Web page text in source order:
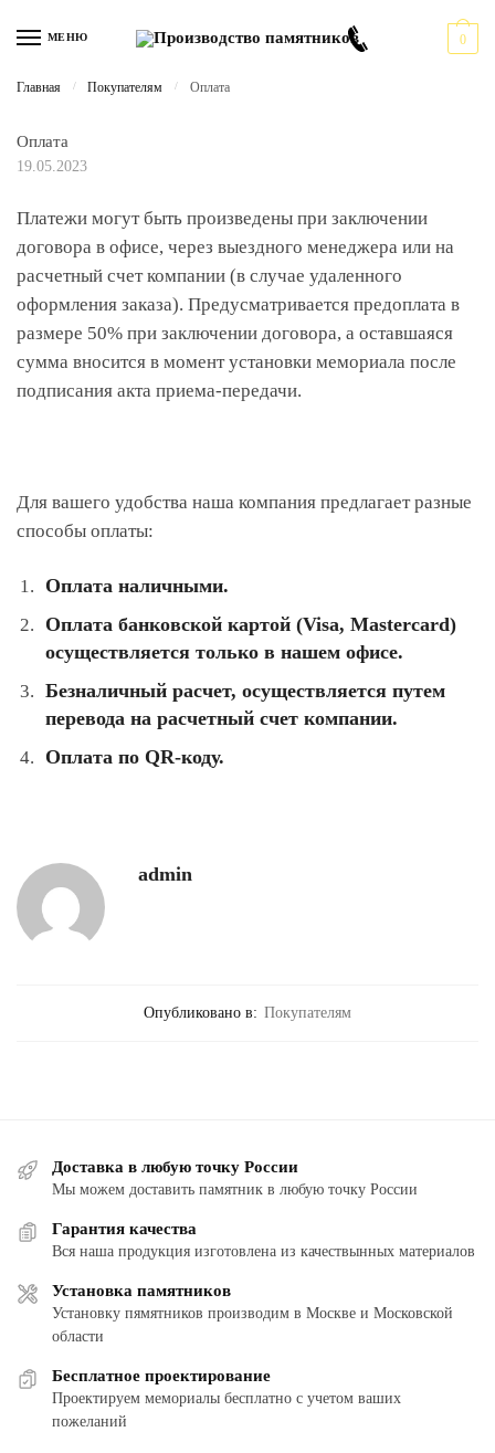
МЕНЮ 0
Главная / Покупателям / Оплата
Оплата
19.05.2023
Платежи могут быть произведены при заключении
договора в офисе, через выездного менеджера или на
расчетный счет компании (в случае удаленного
оформления заказа). Предусматривается предоплата в
размере 50% при заключении договора, а оставшаяся
сумма вносится в момент установки мемориала после
подписания акта приема-передачи.
Для вашего удобства наша компания предлагает разные
способы оплаты:
Оплата наличными.
Оплата банковской картой (Visa, Mastercard)
осуществляется только в нашем офисе.
Безналичный расчет, осуществляется путем
перевода на расчетный счет компании.
Оплата по QR-коду.
admin
Опубликовано в: Покупателям
Доставка в любую точку России
Мы можем доставить памятник в любую точку России
Гарантия качества
Вся наша продукция изготовлена из качествынных материалов
Установка памятников
Установку пямятников производим в Москве и Московской
области
Бесплатное проектирование
Проектируем мемориалы бесплатно с учетом ваших
пожеланий